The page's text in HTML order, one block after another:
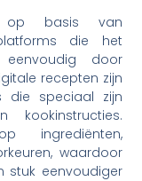
op basis van
die het
door
recepten zijn
speciaal zijn
ingrediënten,
waardoor
stuk eenvoudiger